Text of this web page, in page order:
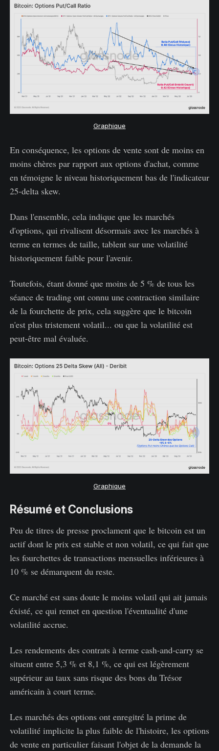
Graphique
En conséquence, les options de vente sont de moins en
moins chères par rapport aux options d'achat, comme
en témoigne le niveau historiquement bas de l'indicateur
25-delta skew.
Dans l'ensemble, cela indique que les marchés
d'options, qui rivalisent désormais avec les marchés à
terme en termes de taille, tablent sur une volatilité
historiquement faible pour l'avenir.
Toutefois, étant donné que moins de 5 % de tous les
séance de trading ont connu une contraction similaire
de la fourchette de prix, cela suggère que le bitcoin
n'est plus tristement volatil... ou que la volatilité est
peut-être mal évaluée.
Graphique
Résumé et Conclusions
Peu de titres de presse proclament que le bitcoin est un
actif dont le prix est stable et non volatil, ce qui fait que
les fourchettes de transactions mensuelles inférieures à
10 % se démarquent du reste.
Ce marché est sans doute le moins volatil qui ait jamais
éxisté, ce qui remet en question l'éventualité d'une
volatilité accrue.
Les rendements des contrats à terme cash-and-carry se
situent entre 5,3 % et 8,1 %, ce qui est légèrement
supérieur au taux sans risque des bons du Trésor
américain à court terme.
Les marchés des options ont enregitré la prime de
volatilité implicite la plus faible de l'histoire, les options
de vente en particulier faisant l'objet de la demande la